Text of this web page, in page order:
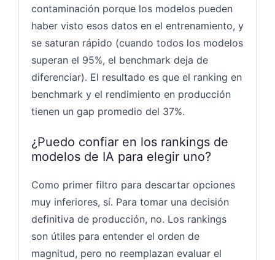
contaminación porque los modelos pueden
haber visto esos datos en el entrenamiento, y
se saturan rápido (cuando todos los modelos
superan el 95%, el benchmark deja de
diferenciar). El resultado es que el ranking en
benchmark y el rendimiento en producción
tienen un gap promedio del 37%.
¿Puedo confiar en los rankings de
modelos de IA para elegir uno?
Como primer filtro para descartar opciones
muy inferiores, sí. Para tomar una decisión
definitiva de producción, no. Los rankings
son útiles para entender el orden de
magnitud, pero no reemplazan evaluar el